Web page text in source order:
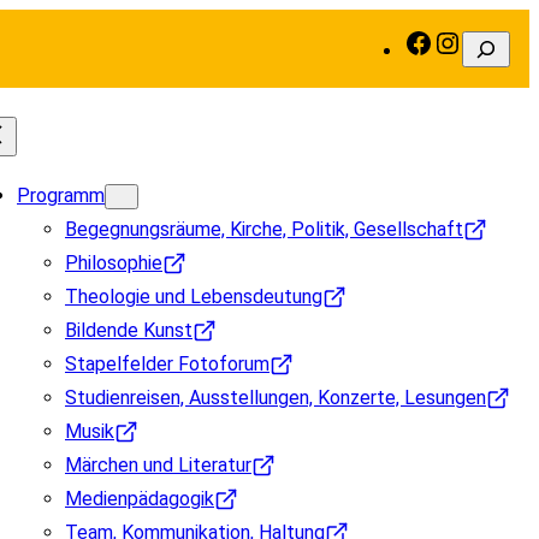
Facebook
Suchen
Programm
Begegnungsräume, Kirche, Politik, Gesellschaft
Philosophie
Theologie und Lebensdeutung
Bildende Kunst
Stapelfelder Fotoforum
Studienreisen, Ausstellungen, Konzerte, Lesungen
Musik
Märchen und Literatur
Medienpädagogik
Team, Kommunikation, Haltung